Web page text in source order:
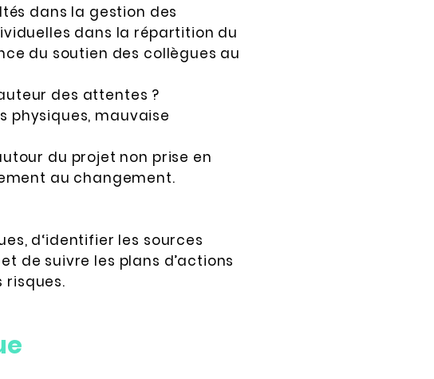
dans la gestion des
dans la répartition du
du soutien des collègues au
des attentes ?
physiques, mauvaise
du projet non prise en
au changement.
d‘identifier les sources
de suivre les plans d’actions
risques.